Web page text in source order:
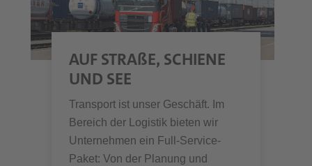
AUF STRAßE, SCHIENE
UND SEE
Transport ist unser Geschäft. Im
Bereich der Logistik bieten wir
Unternehmen ein Full-Service-
Paket: Von der Planung und